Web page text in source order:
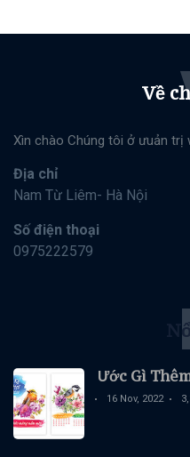
Về
Xìn chào Chúng tôi ở ưuản trị
Địa chỉ
Nam Từ Liêm- Hà Nội
Số điện thoại
0975222579
Ước Gì
16 Nov, 2022